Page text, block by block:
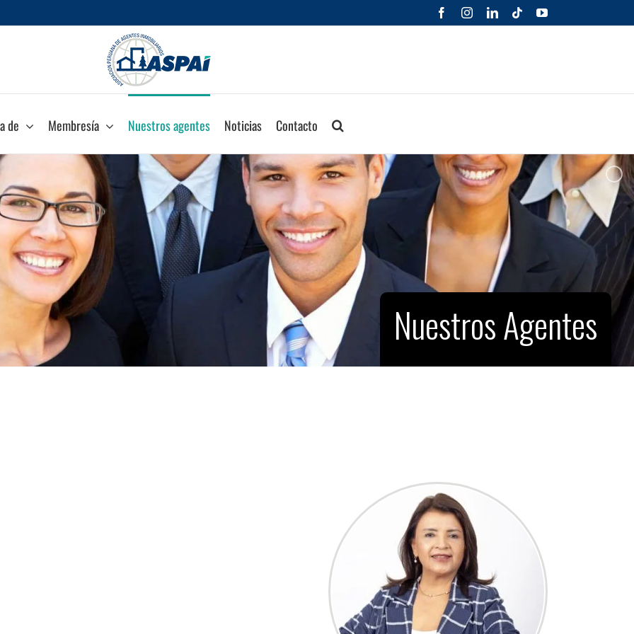
FacebookInstagramLinkedIn
TiktokYouTube
de Membresía Nuestros agentes Noticias Contacto
Nuestros Agentes